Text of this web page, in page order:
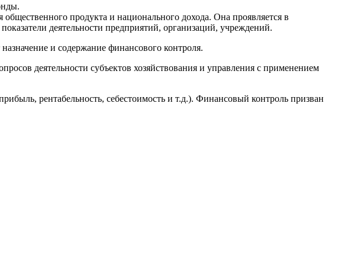
продукта и национального дохода. Она проявляется в
деятельности предприятий, организаций, учреждений.
и содержание финансового контроля.
деятельности субъектов хозяйствования и управления с применением
рентабельность, себестоимость и т.д.). Финансовый контроль призван